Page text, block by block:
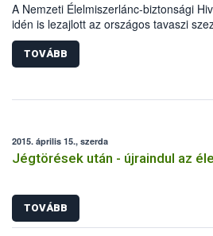
A Nemzeti Élelmiszerlánc-biztonsági
idén is lezajlott az országos tavaszi
élelmiszerlánc-biztonsági
800 ellenőrzést végeztek, 69
esetben bírságot szabtak ki.
TOVÁBB
2015. április 15., szerda
Jégtörések után - újraindul az
TOVÁBB